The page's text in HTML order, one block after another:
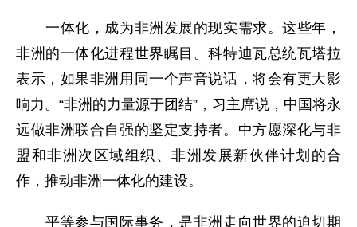
一体化，成为非洲发展的现实需求。这些年，
非洲的一体化进程世界瞩目。科特迪瓦总统瓦塔拉
表示，如果非洲用同一个声音说话，将会有更大影
响力。“非洲的力量源于团结”，习主席说，中国将永
远做非洲联合自强的坚定支持者。中方愿深化与非
盟和非洲次区域组织、非洲发展新伙伴计划的合
作，推动非洲一体化的建设。
平等参与国际事务，是非洲走向世界的迫切期